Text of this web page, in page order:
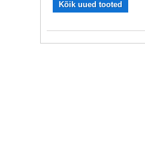
Kõik uued tooted